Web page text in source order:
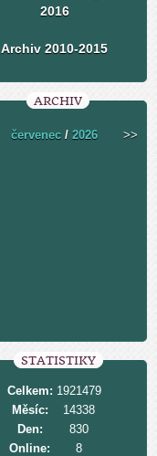
2016
Archiv 2010-2015
ARCHIV
červenec /2026 >>
STATISTIKY
Online: 8
Celkem: 1921479
Měsíc:
14338
Den:
830